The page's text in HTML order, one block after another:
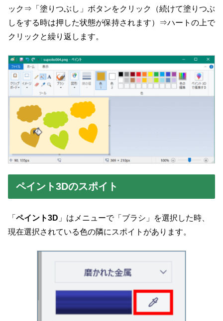
ック⇒「塗りつぶし」ボタンをクリック（続けて塗りつぶ
しをする時は押した状態が保持されます）⇒ハートの上で
クリックと繰り返します。
ペイント3Dのスポイト
「 ペイント3D 」はメニューで「ブラシ」を選択した時、
現在選択されている色の隣にスポイトがあります。